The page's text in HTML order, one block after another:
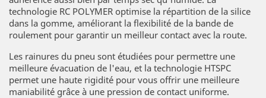
technologie RC POLYMER optimise la répartition de la silice
dans la gomme, améliorant la flexibilité de la bande de
roulement pour garantir un meilleur contact avec la route.
Les rainures du pneu sont étudiées pour permettre une
meilleure évacuation de l'eau, et la technologie HTSPC
permet une haute rigidité pour vous offrir une meilleure
maniabilité grâce à une pression de contact uniforme.